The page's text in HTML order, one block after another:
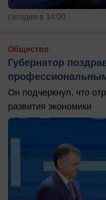
сегодня в 14:00
Общество
Губернатор
Он подчеркнул, что
развития экономики